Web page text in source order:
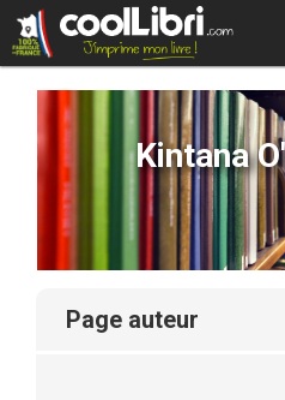
Kintana
page auteur